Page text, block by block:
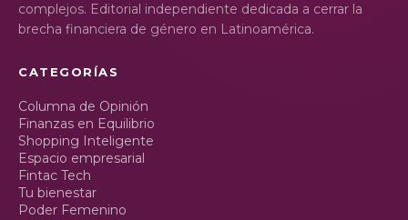
complejos. Editorial independiente dedicada a cerrar la
brecha financiera de género en Latinoamérica.
CATEGORÍAS
Columna de Opinión
Finanzas en Equilibrio
Shopping Inteligente
Espacio empresarial
Fintac Tech
Tu bienestar
Poder Femenino